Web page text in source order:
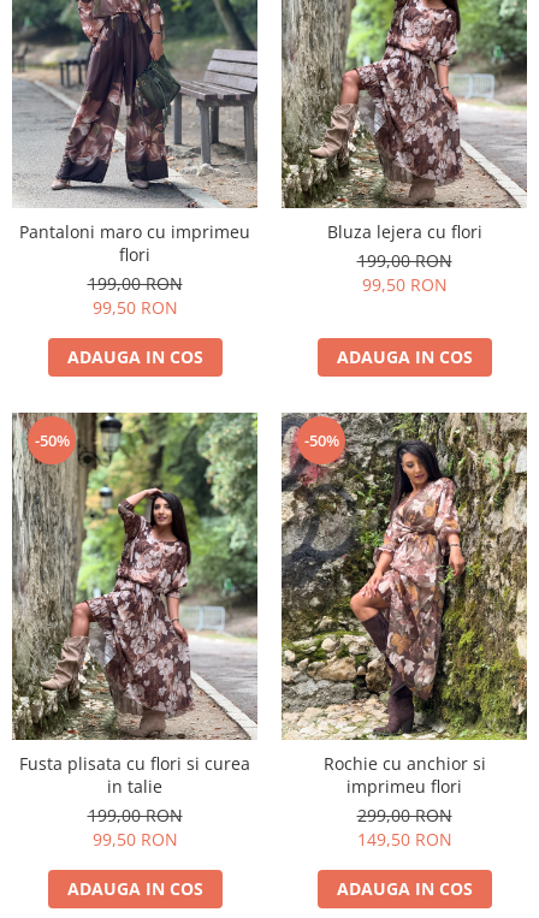
Pantaloni maro cu imprimeu
flori
199,00 RON
99,50 RON
ADAUGA IN COS
Bluza lejera cu flori
199,00 RON
99,50 RON
ADAUGA IN COS
-50%
Fusta plisata cu flori si curea
in talie
199,00 RON
99,50 RON
ADAUGA IN COS
-50%
Rochie cu anchior si
imprimeu flori
299,00 RON
149,50 RON
ADAUGA IN COS